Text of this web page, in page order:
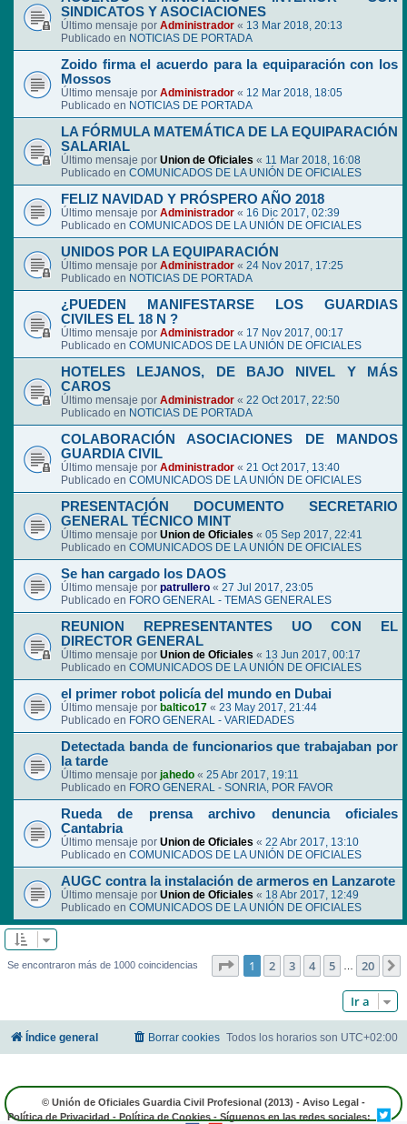
SINDICATOS Y ASOCIACIONES
Último mensaje por Administrador « 13 Mar 2018, 20:13
Publicado en NOTICIAS DE PORTADA
Zoido firma el acuerdo para la equiparación con los
Mossos
Último mensaje por Administrador « 12 Mar 2018, 18:05
Publicado en NOTICIAS DE PORTADA
LA FÓRMULA MATEMÁTICA DE LA EQUIPARACIÓN
SALARIAL
Último mensaje por Union de Oficiales « 11 Mar 2018, 16:08
Publicado en COMUNICADOS DE LA UNIÓN DE OFICIALES
FELIZ NAVIDAD Y PRÓSPERO AÑO 2018
Último mensaje por Administrador « 16 Dic 2017, 02:39
Publicado en COMUNICADOS DE LA UNIÓN DE OFICIALES
UNIDOS POR LA EQUIPARACIÓN
Último mensaje por Administrador « 24 Nov 2017, 17:25
Publicado en NOTICIAS DE PORTADA
¿PUEDEN MANIFESTARSE LOS GUARDIAS
CIVILES EL 18 N ?
Último mensaje por Administrador « 17 Nov 2017, 00:17
Publicado en COMUNICADOS DE LA UNIÓN DE OFICIALES
HOTELES LEJANOS, DE BAJO NIVEL Y MÁS
CAROS
Último mensaje por Administrador « 22 Oct 2017, 22:50
Publicado en NOTICIAS DE PORTADA
COLABORACIÓN ASOCIACIONES DE MANDOS
GUARDIA CIVIL
Último mensaje por Administrador « 21 Oct 2017, 13:40
Publicado en COMUNICADOS DE LA UNIÓN DE OFICIALES
PRESENTACIÓN DOCUMENTO SECRETARIO
GENERAL TÉCNICO MINT
Último mensaje por Union de Oficiales « 05 Sep 2017, 22:41
Publicado en COMUNICADOS DE LA UNIÓN DE OFICIALES
Se han cargado los DAOS
Último mensaje por patrullero « 27 Jul 2017, 23:05
Publicado en FORO GENERAL - TEMAS GENERALES
REUNION REPRESENTANTES UO CON EL
DIRECTOR GENERAL
Último mensaje por Union de Oficiales « 13 Jun 2017, 00:17
Publicado en COMUNICADOS DE LA UNIÓN DE OFICIALES
el primer robot policía del mundo en Dubai
Último mensaje por baltico17 « 23 May 2017, 21:44
Publicado en FORO GENERAL - VARIEDADES
Detectada banda de funcionarios que trabajaban por
la tarde
Último mensaje por jahedo « 25 Abr 2017, 19:11
Publicado en FORO GENERAL - SONRIA, POR FAVOR
Rueda de prensa archivo denuncia oficiales
Cantabria
Último mensaje por Union de Oficiales « 22 Abr 2017, 13:10
Publicado en COMUNICADOS DE LA UNIÓN DE OFICIALES
AUGC contra la instalación de armeros en Lanzarote
Último mensaje por Union de Oficiales « 18 Abr 2017, 12:49
Publicado en COMUNICADOS DE LA UNIÓN DE OFICIALES
Se encontraron más de 1000 coincidencias Página de 20
1 2 3 4 5 … 20
Ir a
Índice general Todos los horarios son UTC+02:00
Borrar cookies
© Unión de Oficiales Guardia Civil Profesional (2013) - Aviso Legal -
Política de Privacidad-Política de Cookies- Síguenos en las redes sociales: